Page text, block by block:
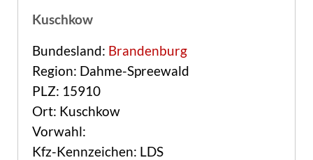
Kuschkow
Bundesland: Brandenburg
Region: Dahme-Spreewald
PLZ: 15910
Ort: Kuschkow
Vorwahl:
Kfz-Kennzeichen: LDS